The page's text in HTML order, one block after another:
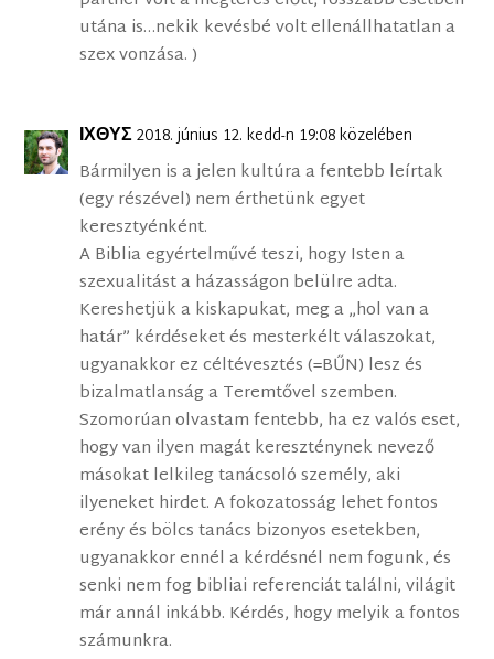
utána is…nekik kevésbé volt ellenállhatatlan a
szex vonzása. )
ΙΧΘΥΣ2018. június 12. kedd-n 19:08 közelében
Bármilyen is a jelen kultúra a fentebb leírtak
(egy részével) nem érthetünk egyet
keresztyénként.
A Biblia egyértelművé teszi, hogy Isten a
szexualitást a házasságon belülre adta.
Kereshetjük a kiskapukat, meg a „hol van a
határ” kérdéseket és mesterkélt válaszokat,
ugyanakkor ez céltévesztés (=BŰN) lesz és
bizalmatlanság a Teremtővel szemben.
Szomorúan olvastam fentebb, ha ez valós eset,
hogy van ilyen magát kereszténynek nevező
másokat lelkileg tanácsoló személy, aki
ilyeneket hirdet. A fokozatosság lehet fontos
erény és bölcs tanács bizonyos esetekben,
ugyanakkor ennél a kérdésnél nem fogunk, és
senki nem fog bibliai referenciát találni, világit
már annál inkább. Kérdés, hogy melyik a fontos
számunkra.